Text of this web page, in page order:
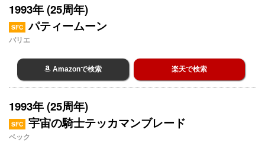
1993年 (25周年)
SFC パティームーン
バリエ
Amazonで検索 楽天で検索
1993年 (25周年)
SFC 宇宙の騎士テッカマンブレード
ベック